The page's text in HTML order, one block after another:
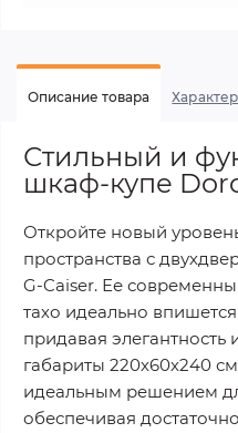
Описание товара
Стильный и
шкаф-купе
Откройте новый
пространства с
G-Caiser. Ее
тахо идеально
придавая элегантность
габариты 220х60х240
идеальным решением
обеспечивая